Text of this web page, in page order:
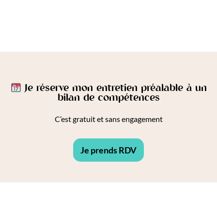
Je réserve mon entretien préalable à un
bilan de compétences
C’est gratuit et sans engagement
Je prends RDV